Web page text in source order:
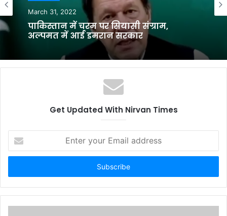
March 31, 2022
पाकिस्‍तान में चरम पर सियासी संग्राम,
अल्पमत में आई इमरान सरकार
Get Updated With Nirvan Times
your
Email